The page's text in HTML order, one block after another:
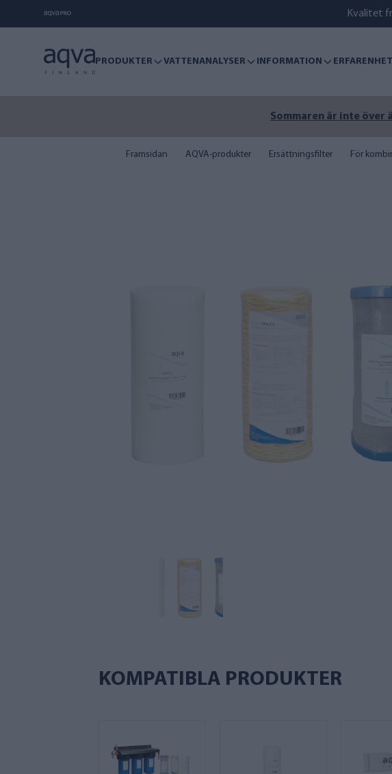
Kvalitet
PRODUKTER VATTENANALYSER INFORMATION
Sommaren är inte över
Framsidan AQVA-produkter Ersättningsfilter För
KOMPATIBLA PRODUKTER